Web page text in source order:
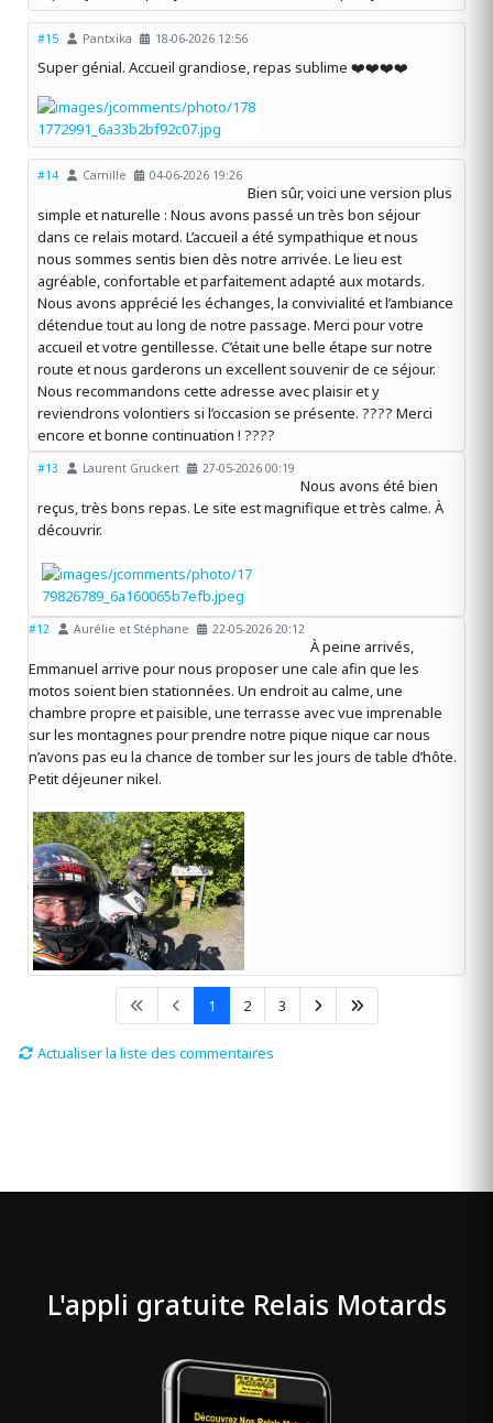
#15 Pantxika 18-06-2026 12:56
Super génial. Accueil grandiose, repas sublime ❤️❤️❤️❤️
#14 Camille 04-06-2026 19:26
Bien sûr, voici une version plus
simple et naturelle : Nous avons passé un très bon séjour
dans ce relais motard. L’accueil a été sympathique et nous
nous sommes sentis bien dès notre arrivée. Le lieu est
agréable, confortable et parfaitement adapté aux motards.
Nous avons apprécié les échanges, la convivialité et l’ambiance
détendue tout au long de notre passage. Merci pour votre
accueil et votre gentillesse. C’était une belle étape sur notre
route et nous garderons un excellent souvenir de ce séjour.
Nous recommandons cette adresse avec plaisir et y
reviendrons volontiers si l’occasion se présente. ????️ Merci
encore et bonne continuation ! ????
#13 Laurent Gruckert 27-05-2026 00:19
Nous avons été bien
reçus, très bons repas. Le site est magnifique et très calme. À
découvrir.
#12 Aurélie et Stéphane 22-05-2026 20:12
À peine arrivés,
Emmanuel arrive pour nous proposer une cale afin que les
motos soient bien stationnées. Un endroit au calme, une
chambre propre et paisible, une terrasse avec vue imprenable
sur les montagnes pour prendre notre pique nique car nous
n’avons pas eu la chance de tomber sur les jours de table d’hôte.
Petit déjeuner nikel.
1 2 3
Actualiser la liste des commentaires
L'appli gratuite Relais Motards